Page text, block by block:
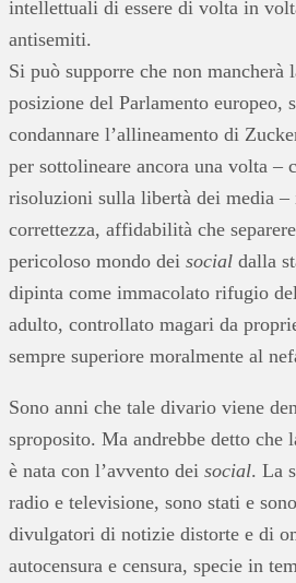
intellettuali di essere di volta in
antisemiti.
Si può supporre che non mancherà
posizione del Parlamento europeo,
condannare l’allineamento di
per sottolineare ancora una volta –
risoluzioni sulla libertà dei media
correttezza, affidabilità che
pericoloso mondo dei social dalla
dipinta come immacolato rifugio
adulto, controllato magari da
sempre superiore moralmente al
Sono anni che tale divario viene
sproposito. Ma andrebbe detto che
è nata con l’avvento dei social. La
radio e televisione, sono stati e
divulgatori di notizie distorte e di
autocensura e censura, specie in